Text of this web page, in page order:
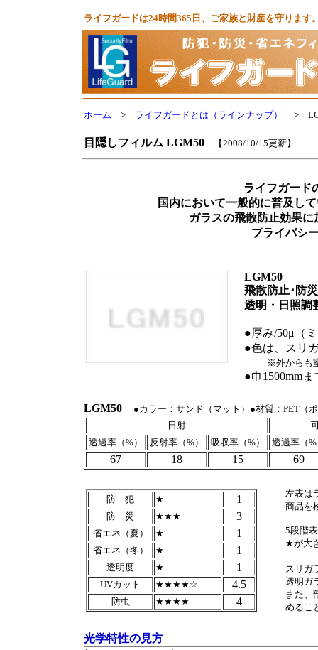
ライフガードは24時間365日、ご家族と財産を守りま
ホーム > ライフガードとは（ラインナップ） >
目隠しフィルム LGM50 【2008/10/15更新】
ライフガード
国内において一般的に普及し
ガラスの飛散防止効果
プライバシ
LGM50
飛散防止･防
透明・日照調
●厚み/50μ（
●色は、スリ
※外からも
●巾1500mm
LGM50
●カラー：サンド（マット）●材質：PET（
日射
透過率（%）
反射率（%） 吸収率（%） 透過率（
67 18 15 69
防 犯 ★ 1
防 災 ★★★ 3
省エネ（夏） ★ 1
省エネ（冬） ★ 1
透明度 ★ 1
UVカット ★★★★☆ 4.5
防虫 ★★★★ 4
左表は
商品を
5段階
★が大
スリガ
透明ガ
また、
めるこ
光学特性の見方